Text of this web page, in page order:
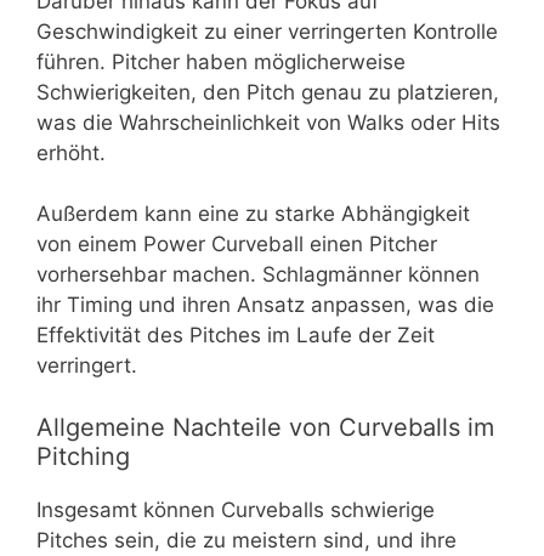
Geschwindigkeit zu einer verringerten Kontrolle
führen. Pitcher haben möglicherweise
Schwierigkeiten, den Pitch genau zu platzieren,
was die Wahrscheinlichkeit von Walks oder Hits
erhöht.
Außerdem kann eine zu starke Abhängigkeit
von einem Power Curveball einen Pitcher
vorhersehbar machen. Schlagmänner können
ihr Timing und ihren Ansatz anpassen, was die
Effektivität des Pitches im Laufe der Zeit
verringert.
Allgemeine Nachteile von Curveballs im
Pitching
Insgesamt können Curveballs schwierige
Pitches sein, die zu meistern sind, und ihre